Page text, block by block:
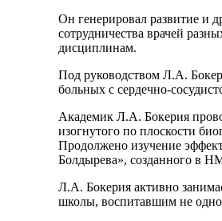
Он генерировал развитие и
сотрудничества врачей
дисциплинам.
Под руководством Л.А.
больных с сердечно-
Академик Л.А. Бокерия
изогнутого по плоскости
Продолжено изучение
Болдырева», созданного в
Л.А. Бокерия активно
школы, воспитавшим не одно